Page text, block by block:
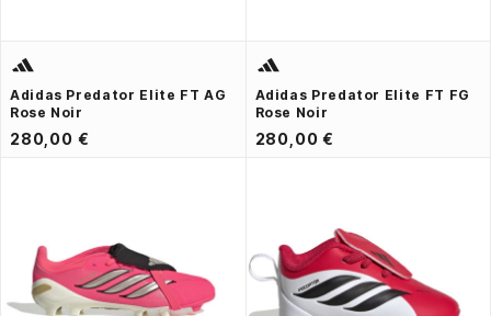
Adidas Predator Elite FT AG
Rose Noir
280,00 €
Adidas Predator Elite FT FG
Rose Noir
280,00 €